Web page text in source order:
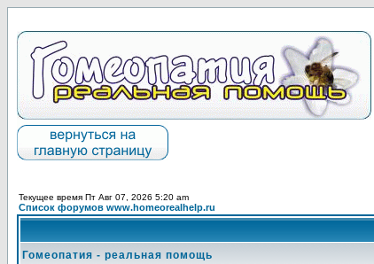
Текущее время Пт Авг 07, 2026 5:20 am
Список форумов www.homeorealhelp.ru
Гомеопатия - реальная помощь